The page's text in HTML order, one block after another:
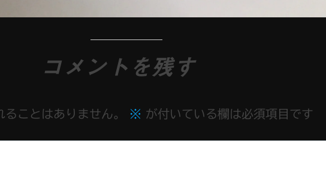
コメントを残す
ことはありません。 ※ が付いている欄は必須項目です